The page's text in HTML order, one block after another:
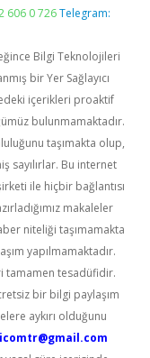
606 0 726 Telegram:
Bilgi Teknolojileri
bir Yer Sağlayıcı
içerikleri proaktif
bulunmamaktadır.
taşımakta olup,
sayılırlar. Bu internet
ile hiçbir bağlantısı
makaleler
niteliği taşımamakta
yapılmamaktadır.
tamamen tesadüfidir.
bir bilgi paylaşım
aykırı olduğunu